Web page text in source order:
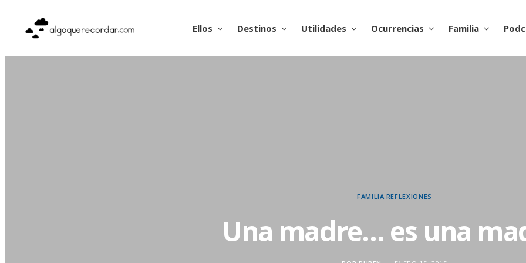
Ellos Destinos Utilidades Ocurrencias Familia
FAMILIA REFLEXIONES
Una madre… es una